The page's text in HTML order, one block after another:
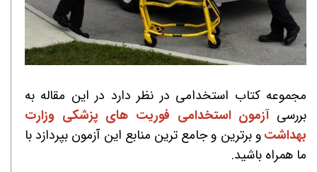
مجموعه کتاب استخدامی در نظر دارد در این مقاله به
بررسی آزمون استخدامی فوریت های پزشکی وزارت
بهداشتو برترین و جامع ترین منابع این آزمون بپردازد با
ما همراه باشید.